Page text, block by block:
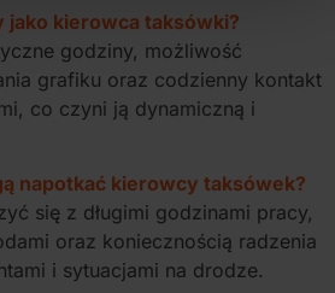
jako kierowca taksówki?
godziny, możliwość
grafiku oraz codzienny kontakt
co czyni ją dynamiczną i
napotkać kierowcy taksówek?
się z długimi godzinami pracy,
oraz koniecznością radzenia
i sytuacjami na drodze.